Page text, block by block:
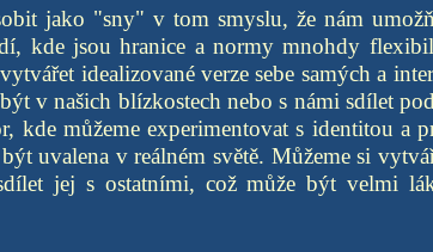
jako "sny" v tom smyslu, že nám
kde jsou hranice a normy mnohdy
idealizované verze sebe samých a
v našich blízkostech nebo s námi sdílet
kde můžeme experimentovat s identitou a
uvalena v reálném světě. Můžeme si
jej s ostatními, což může být velmi